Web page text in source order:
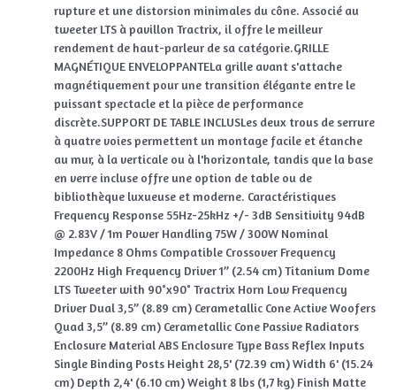
rupture et une distorsion minimales du cône. Associé au
tweeter LTS à pavillon Tractrix, il offre le meilleur
rendement de haut-parleur de sa catégorie.GRILLE
MAGNÉTIQUE ENVELOPPANTELa grille avant s'attache
magnétiquement pour une transition élégante entre le
puissant spectacle et la pièce de performance
discrète.SUPPORT DE TABLE INCLUSLes deux trous de serrure
à quatre voies permettent un montage facile et étanche
au mur, à la verticale ou à l'horizontale, tandis que la base
en verre incluse offre une option de table ou de
bibliothèque luxueuse et moderne. Caractéristiques
Frequency Response 55Hz-25kHz +/- 3dB Sensitivity 94dB
@ 2.83V / 1m Power Handling 75W / 300W Nominal
Impedance 8 Ohms Compatible Crossover Frequency
2200Hz High Frequency Driver 1” (2.54 cm) Titanium Dome
LTS Tweeter with 90°x90° Tractrix Horn Low Frequency
Driver Dual 3,5” (8.89 cm) Cerametallic Cone Active Woofers
Quad 3,5” (8.89 cm) Cerametallic Cone Passive Radiators
Enclosure Material ABS Enclosure Type Bass Reflex Inputs
Single Binding Posts Height 28,5' (72.39 cm) Width 6' (15.24
cm) Depth 2,4' (6.10 cm) Weight 8 lbs (1,7 kg) Finish Matte